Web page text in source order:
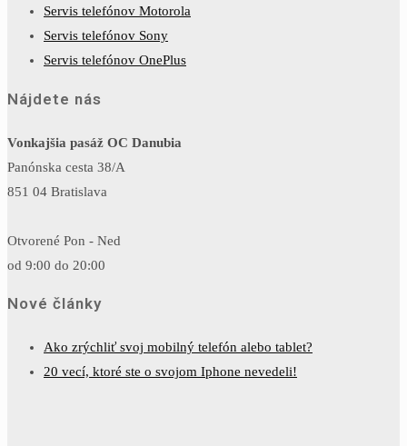
Servis telefónov Motorola
Servis telefónov Sony
Servis telefónov OnePlus
Nájdete nás
Vonkajšia pasáž OC Danubia
Panónska cesta 38/A
851 04 Bratislava
Otvorené Pon - Ned
od 9:00 do 20:00
Nové články
Ako zrýchliť svoj mobilný telefón alebo tablet?
20 vecí, ktoré ste o svojom Iphone nevedeli!